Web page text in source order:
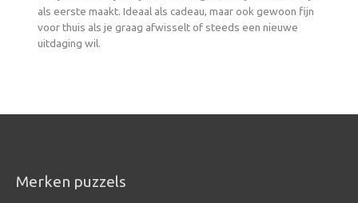
als eerste maakt. Ideaal als cadeau, maar ook gewoon fijn
voor thuis als je graag afwisselt of steeds een nieuwe
uitdaging wil.
Merken puzzels